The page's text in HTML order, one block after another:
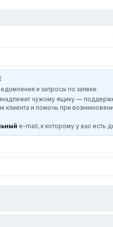
и запросы по заявке.
чужому ящику —
клиента и помочь при
e-mail, к которому у вас есть